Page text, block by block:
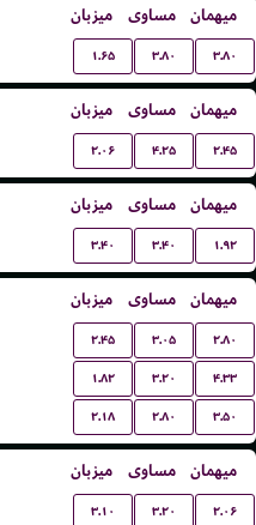
میزبان مساوی میهمان
۱.۶۵ ۳.۸۰ ۳.۸۰
میزبان مساوی میهمان
۲.۰۶ ۴.۲۵ ۲.۴۵
میزبان مساوی میهمان
۳.۴۰ ۳.۴۰ ۱.۹۲
میزبان مساوی میهمان
۲.۴۵ ۳.۰۵ ۲.۸۰
۱.۸۲ ۳.۲۰ ۴.۳۳
۲.۱۸ ۲.۸۰ ۳.۵۰
میزبان مساوی میهمان
۳.۱۰ ۳.۲۰ ۲.۰۶